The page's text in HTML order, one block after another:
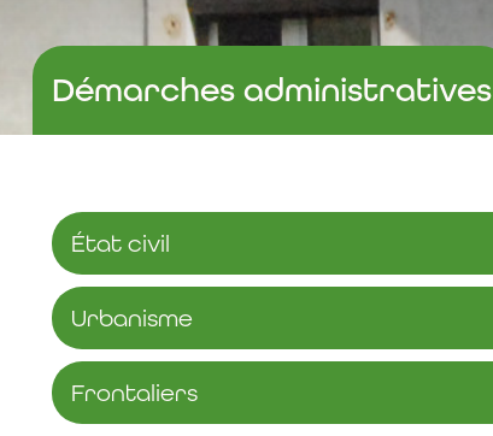
Démarches administratives
État civil
Urbanisme
Frontaliers